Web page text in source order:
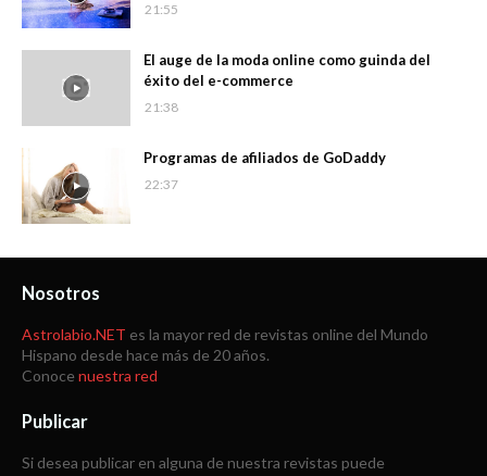
21:55
El auge de la moda online como guinda del
éxito del e-commerce
21:38
Programas de afiliados de GoDaddy
22:37
Nosotros
Astrolabio.NET es la mayor red de revistas online del Mundo
Hispano desde hace más de 20 años.
Conoce nuestra red
Publicar
Si desea publicar en alguna de nuestra revistas puede